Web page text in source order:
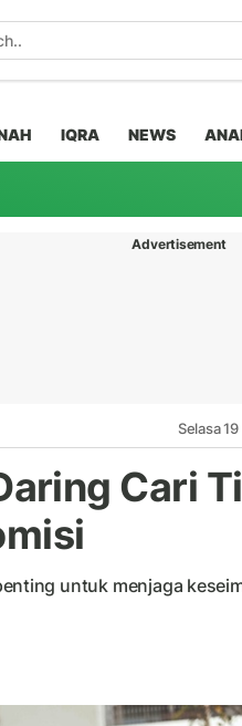
IQRA NEWS
Advertisement
Selasa
Cari
untuk menjaga